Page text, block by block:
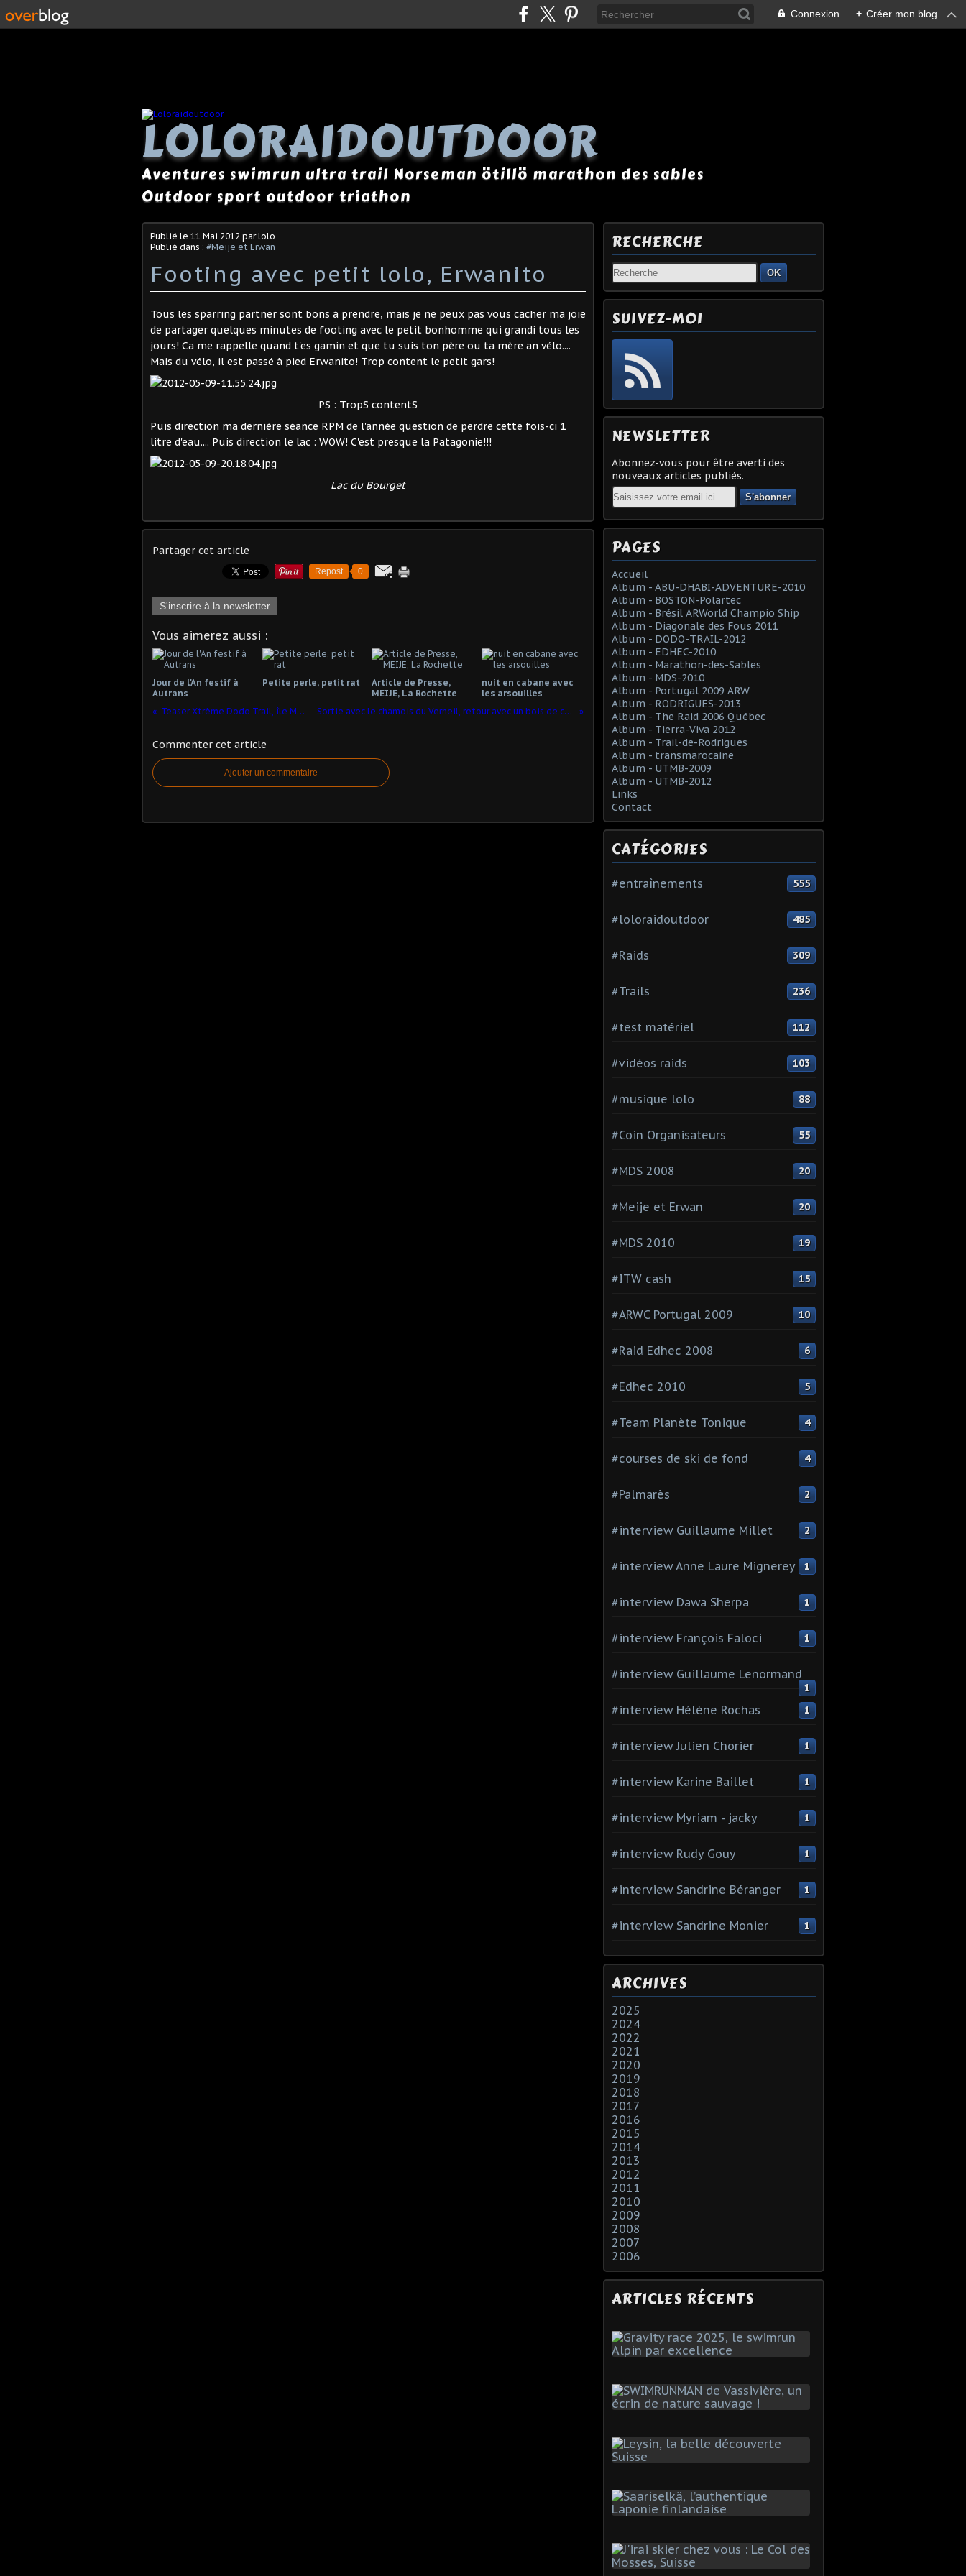
Connexion + Créer mon blog
LOLORAIDOUTDOOR
Aventures swimrun ultra trail Norseman ötillö marathon des sables
Outdoor sport outdoor triathon
Publié le 11 Mai 2012 par lolo
Publié dans : #Meije et Erwan
Footing avec petit lolo, Erwanito
Tous les sparring partner sont bons à prendre, mais je ne peux pas vous cacher ma joie
de partager quelques minutes de footing avec le petit bonhomme qui grandi tous les
jours! Ca me rappelle quand t'es gamin et que tu suis ton père ou ta mère an vélo....
Mais du vélo, il est passé à pied Erwanito! Trop content le petit gars!
PS : TropS contentS
Puis direction ma dernière séance RPM de l'année question de perdre cette fois-ci 1
litre d'eau.... Puis direction le lac : WOW! C'est presque la Patagonie!!!
Lac du Bourget
Partager cet article
Repost 0
S'inscrire à la newsletter
Vous aimerez aussi :
Jour de l'An festif à
Autrans
Petite perle, petit rat
Article de Presse,
MEIJE, La Rochette
nuit en cabane avec
les arsouilles
Teaser Xtrème Dodo Trail, île Maurice
Sortie avec le chamois du Verneil, retour avec un bois de chevreuil
Commenter cet article
Ajouter un commentaire
RECHERCHE
OK
SUIVEZ-MOI
NEWSLETTER
Abonnez-vous pour être averti des
nouveaux articles publiés.
Email
PAGES
Accueil
Album - ABU-DHABI-ADVENTURE-2010
Album - BOSTON-Polartec
Album - Brésil ARWorld Champio Ship
Album - Diagonale des Fous 2011
Album - DODO-TRAIL-2012
Album - EDHEC-2010
Album - Marathon-des-Sables
Album - MDS-2010
Album - Portugal 2009 ARW
Album - RODRIGUES-2013
Album - The Raid 2006 Québec
Album - Tierra-Viva 2012
Album - Trail-de-Rodrigues
Album - transmarocaine
Album - UTMB-2009
Album - UTMB-2012
Links
Contact
CATÉGORIES
#entraînements 555
#loloraidoutdoor 485
#Raids 309
#Trails 236
#test matériel 112
#vidéos raids 103
#musique lolo 88
#Coin Organisateurs 55
#MDS 2008 20
#Meije et Erwan 20
#MDS 2010 19
#ITW cash 15
#ARWC Portugal 2009 10
#Raid Edhec 2008 6
#Edhec 2010 5
#Team Planète Tonique 4
#courses de ski de fond 4
#Palmarès 2
#interview Guillaume Millet 2
#interview Anne Laure Mignerey 1
#interview Dawa Sherpa 1
#interview François Faloci 1
#interview Guillaume Lenormand
1
#interview Hélène Rochas 1
#interview Julien Chorier 1
#interview Karine Baillet 1
#interview Myriam - jacky 1
#interview Rudy Gouy 1
#interview Sandrine Béranger 1
#interview Sandrine Monier 1
ARCHIVES
2025
2024
2022
2021
2020
2019
2018
2017
2016
2015
2014
2013
2012
2011
2010
2009
2008
2007
2006
ARTICLES RÉCENTS